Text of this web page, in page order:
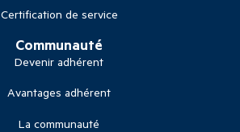
Certification de service
Communauté
Devenir adhérent
Avantages adhérent
La communauté